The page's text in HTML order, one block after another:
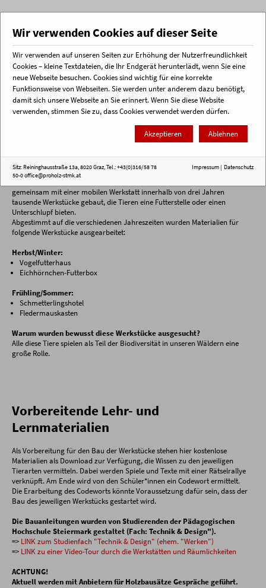
Menü
Startseite Holz macht Schule Workshops & Fortbildungen HaBiL - Begleitende Materialien
Begleitmaterialien und
Bauanleitungen
Um die Biodiversität in unseren Wäldern und Gärten zu fördern, wurden im
Zuge des Projektes "HaBiL - Handwerk, Biodiversität, Lebensraum"
gemeinsam mit einer mobilen Werkstatt innerhalb von drei Jahren
tausende Werkstücke gebaut, die Tieren eine Futterstelle oder einen
Unterschlupf bieten.
Abgestimmt auf die verschiedenen Jahreszeiten wurden Materialien für
folgende Werkstücke ausgearbeitet:
Herbst/Winter:
Vogelfutterhaus
Eichhörnchen-Futterbox
Frühling/Sommer:
Schmetterlingshotel
Fledermauskasten
Warum wurden bewusst diese Werkstücke ausgesucht?
Alle diese Tiere spielen als Teil der Biodiversität in unseren Wäldern eine
große Rolle.
Vorbereitende Lehr- und
Lernmaterialien
Als Vorbereitung für den Bau der Werkstücke stehen hier kostenlose
Materialien als Download zur Verfügung, die Wissen zu den jeweiligen
Tierarten vermitteln. Dabei werden Spiele und Texte mit einer Rätselrallye
verknüpft. Am Ende wird von den Schüler*innen ein Codewort ermittelt.
Die Erarbeitung des Codeworts könnte Voraussetzung dafür sein, dass der
Bau des jeweiligen Werkstücks gestartet wird.
Die Bauanleitungen wurden von Studierenden der Pädagogischen
Hochschule Steiermark gestaltet (Fach: Technik & Design").
=> LINK zum Studienfach "Technik & Design" (ehem. "Werken")
=> LINK zu einer Video-Tour durch die Werkstätten und Räumlichkeiten
ACHTUNG!
Aktuell werden mit Anbietern für Holzbausätze Gespräche geführt.
Wir verwenden Cookies auf dieser Seite
Wir verwenden auf unseren Seiten zur Erhöhung der Nutzerfreundlichkeit
Cookies – kleine Textdateien, die Ihr Endgerät herunterlädt, wenn Sie eine
neue Webseite besuchen. Cookies sind wichtig für eine korrekte
Funktionsweise von Webseiten. Sie werden unter anderem dazu benötigt,
damit sich unsere Webseite an Sie erinnert. Wenn Sie diese Website
verwenden, stimmen Sie zu, dass Cookies verwendet werden dürfen.
Akzeptieren Ablehnen
Sitz: Reininghausstraße 13a, 8020 Graz, Tel.: +43(0)316/58 78
50-0office@proholz-stmk.at
Impressum | Datenschutz